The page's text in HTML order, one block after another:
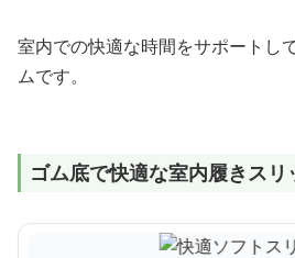
室内での快適な時間をサポートし
ムです。
ゴム底で快適な室内履きスリ